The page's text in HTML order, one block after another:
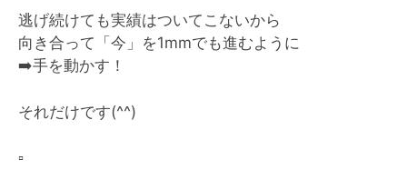
逃げ続けても実績はついてこないから
向き合って「今」を1mmでも進むように
➡️手を動かす！
それだけです(^^)
▫️